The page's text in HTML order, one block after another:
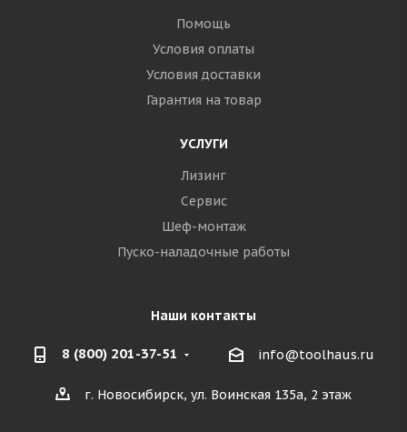
Помощь
Условия оплаты
Условия доставки
Гарантия на товар
УСЛУГИ
Лизинг
Сервис
Шеф-монтаж
Пуско-наладочные работы
Наши контакты
8 (800) 201-37-51 info@toolhaus.ru
г. Новосибирск, ул. Воинская 135а, 2 этаж